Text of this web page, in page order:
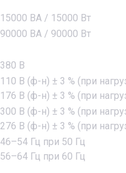
15000 ВА / 15000 Вт
90000 ВА / 90000 Вт
380 В
110 В (ф-н) ± 3 % (при
176 В (ф-н) ± 3 % (при
300 В (ф-н) ± 3 % (при
276 В (ф-н) ± 3 % (при
46–54 Гц при 50 Гц
56–64 Гц при 60 Гц